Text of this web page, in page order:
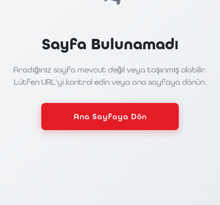
Sayfa Bulunamadı
Aradığınız sayfa mevcut değil veya taşınmış olabilir.
Lütfen URL'yi kontrol edin veya ana sayfaya dönün.
Ana Sayfaya Dön